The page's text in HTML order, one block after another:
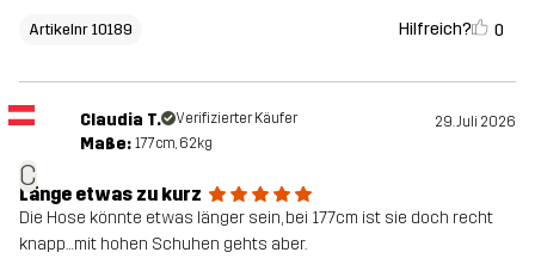
Artikelnr 10189 Hilfreich? 0
C
Claudia T. Verifizierter Käufer 29. Juli 2026
Maße: 177cm, 62kg
Länge etwas zu kurz
Die Hose könnte etwas länger sein, bei 177cm ist sie doch recht
knapp…mit hohen Schuhen gehts aber.